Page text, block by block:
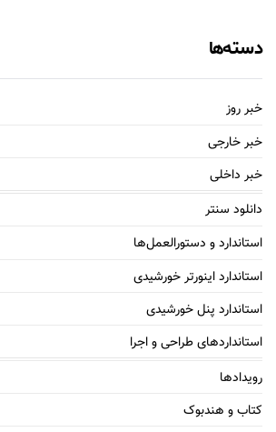
دسته‌ها
خبر روز
خبر خارجی
خبر داخلی
دانلود سنتر
استاندارد و دستورالعمل‌ها
استاندارد اینورتر خورشیدی
استاندارد پنل خورشیدی
استانداردهای طراحی و اجرا
رویدادها
کتاب و هندبوک